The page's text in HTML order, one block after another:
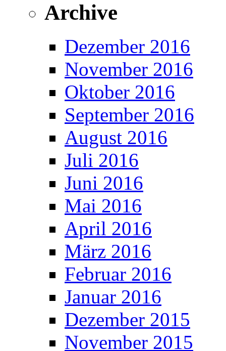
Archive
Dezember 2016
November 2016
Oktober 2016
September 2016
August 2016
Juli 2016
Juni 2016
Mai 2016
April 2016
März 2016
Februar 2016
Januar 2016
Dezember 2015
November 2015